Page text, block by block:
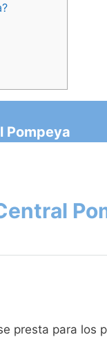
Pompeya
presta para los